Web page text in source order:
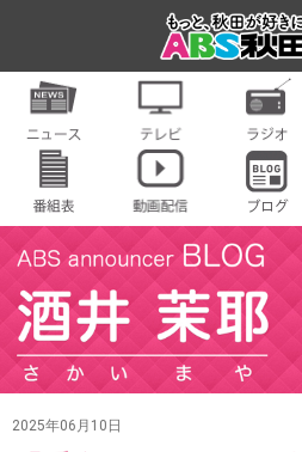
2025年06月10日